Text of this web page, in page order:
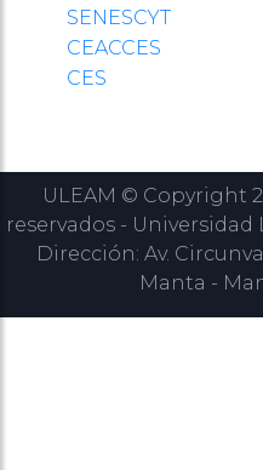
SENESCYT
CEACCES
CES
ULEAM © Copyright
reservados -
Dirección: Av.
Manta -